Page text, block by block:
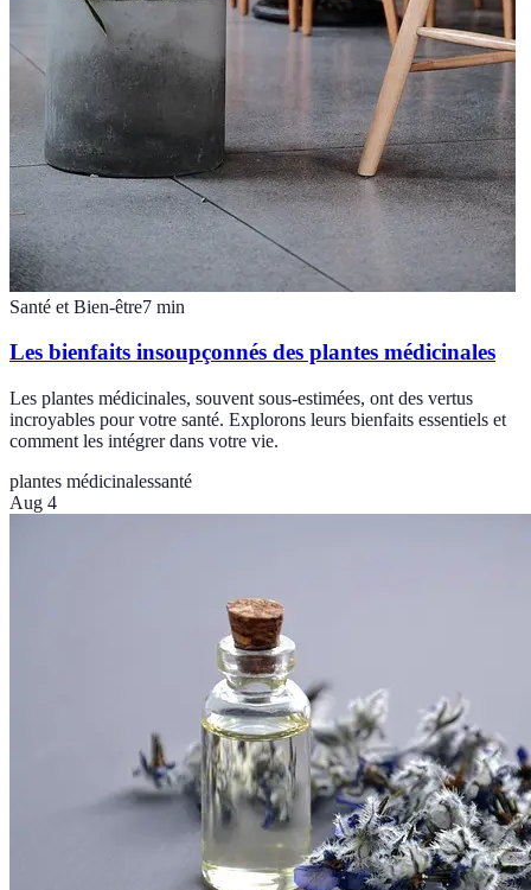
Santé et Bien-être7 min
Les bienfaits insoupçonnés des plantes médicinales
Les plantes médicinales, souvent sous-estimées, ont des vertus
incroyables pour votre santé. Explorons leurs bienfaits essentiels et
comment les intégrer dans votre vie.
plantes médicinalessanté
Aug 4